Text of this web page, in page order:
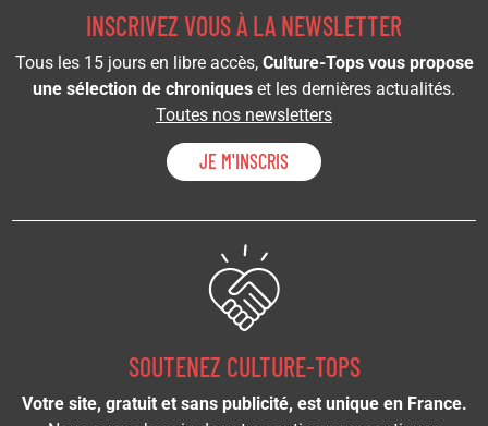
INSCRIVEZ VOUS À LA NEWSLETTER
Tous les 15 jours en libre accès, Culture-Tops vous propose
une sélection de chroniques et les dernières actualités.
Toutes nos newsletters
JE M'INSCRIS
SOUTENEZ CULTURE-TOPS
Votre site, gratuit et sans publicité, est unique en France.